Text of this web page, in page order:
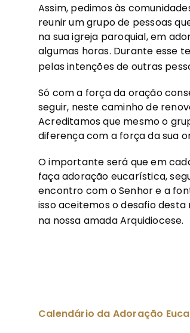
Assim, pedimos às
reunir um grupo de pessoas
na sua igreja paroquial, em
algumas horas. Durante esse
pelas intenções de outras
Só com a força da oração
seguir, neste caminho de
Acreditamos que mesmo o
diferença com a força da sua
O importante será que em
faça adoração eucarística,
encontro com o Senhor e a
isso aceitemos o desafio
na nossa amada Arquidiocese.
Calendário da Adoração